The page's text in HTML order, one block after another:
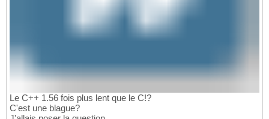
Le C++ 1.56 fois plus lent que le C!?
C'est une blague?